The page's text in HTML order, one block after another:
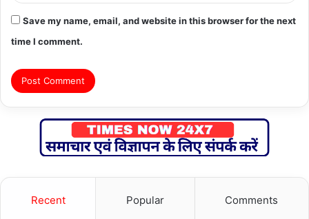
Save my name, email, and website in this browser for the next
time I comment.
Recent Popular Comments